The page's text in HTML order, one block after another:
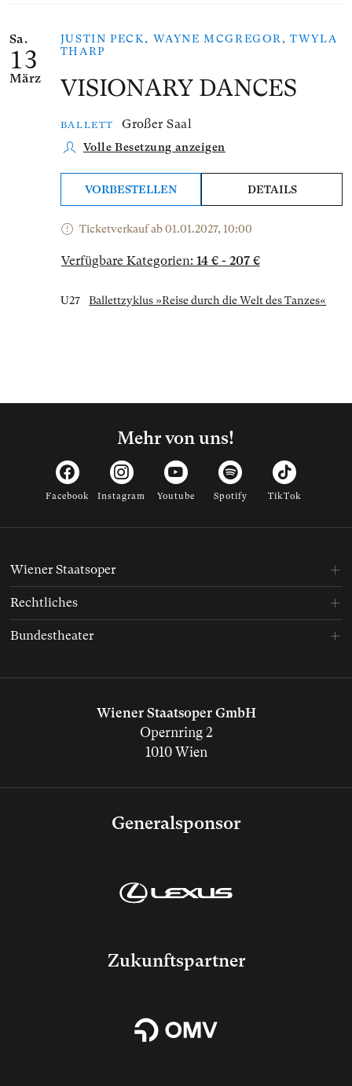
Sa.
13
März
JUSTIN PECK, WAYNE MCGREGOR, TWYLA
THARP
VISIONARY DANCES
BALLETT Großer Saal
Volle Besetzung anzeigen
VORBESTELLEN DETAILS
Ticketverkauf ab 01.01.2027, 10:00
Verfügbare Kategorien: 14 € - 207 €
U27 Ballettzyklus »Reise durch die Welt des Tanzes«
Mehr von uns!
Facebook Instagram Youtube Spotify TikTok
Generalsponsor
Zukunftspartner
Wiener Staatsoper GmbH
Opernring 2
1010 Wien
Wiener Staatsoper
Rechtliches
Bundestheater